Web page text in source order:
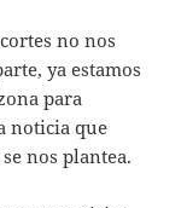
no nos
ya estamos
para
noticia que
nos plantea.